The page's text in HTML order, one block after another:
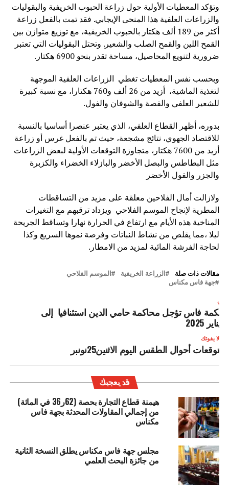
وتؤكد المعطيات الأولية حول زراعة الحبوب الخريفية والبقوليات
والزراعات العلفية هذا المنحى الإيجابي. فقد تمت بالفعل زراعة
أكثر من 189 ألف هكتار بالحبوب الخريفية، مع توزيع متوازن بين
القمح اللين والقمح الصلب والشعير. وتحتل البقوليات التي تعتبر
ضرورية لتنويع المحاصيل، مساحة تقدر بنحو 6900 هكتار.
وبحسب نفس المعطيات تغطي الزراعات العلفية الموجهة
لتغذية الماشية، أزيد من 26 ألف و760 هكتارا، مع نسبة كبيرة
للشعير العلفي والفصة والشوفان والفول.
بدوره، أظهر القطاع العلفي، الذي يعتبر عنصرا أساسيا بالنسبة
للاقتصاد الجهوي، نتائج مشجعة، حيث تم بالفعل غرس أو زراعة
أزيد من 7600 هكتار، متجاوزة التوقعات الأولية لبعض الزراعات
مثل البطاطس والبصل الأخضر والبازلاء الخضراء والكزبرة
والجزر والفول الأخضر
ولازالت أمال الفلاحين معلقة على مزيد من التساقطات
المطرية لإنجاح الموسم الفلاحي ويزداد ترقبهم مع التغيرات
المناخية هذه الأيام مع ارتفاع في الحرارة نهارا وتساقط الجريحة
ليلا ،مما يقلص من نشاط النباتات وفرصة نموها السريع وكذا
لحاجة الفرشة المائية لمزيد من الامطار.
مقالات ذات صلة الزراعة الخريفية
الموسم الفلاحي
جهة فاس مكناس
فاس تؤجل محاكمة حامي الدين استئنافيا إلى
لا يفوتك
توقعات أحوال الطقس اليوم الاثنين25نونبر
قد يعجبك
هيمنة قطاع التجارة بحصة (62ر36 في المائة)
من إجمالي المقاولات المحدثة بجهة فاس
مكناس
مجلس جهة فاس مكناس يطلق النسخة الثانية
من جائزة البحث العلمي